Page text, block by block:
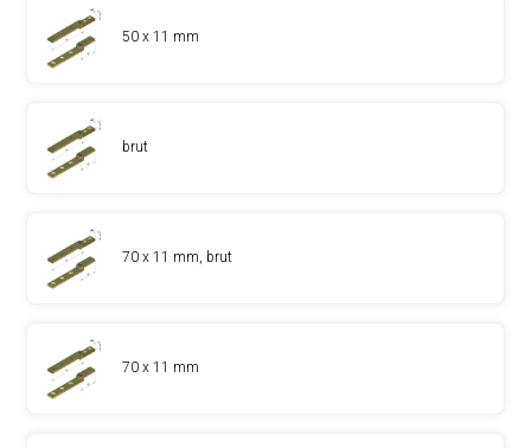
50 x 11 mm
brut
70 x 11 mm, brut
70 x 11 mm